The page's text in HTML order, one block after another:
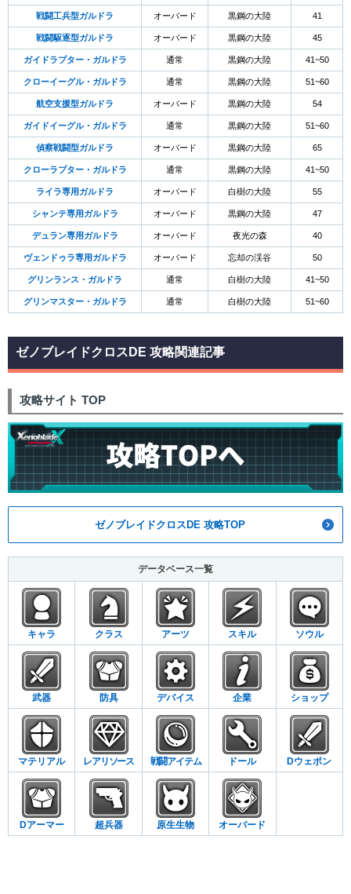
戦闘工兵型ガルドラ オーバード 黒鋼の大陸 41
戦闘駆逐型ガルドラ オーバード 黒鋼の大陸 45
ガイドラプター・ガルドラ 通常 黒鋼の大陸 41~50
クローイーグル・ガルドラ 通常 黒鋼の大陸 51~60
航空支援型ガルドラ オーバード 黒鋼の大陸 54
ガイドイーグル・ガルドラ 通常 黒鋼の大陸 51~60
偵察戦闘型ガルドラ オーバード 黒鋼の大陸 65
クローラプター・ガルドラ 通常 黒鋼の大陸 41~50
ライラ専用ガルドラ オーバード 白樹の大陸 55
シャンテ専用ガルドラ オーバード 黒鋼の大陸 47
デュラン専用ガルドラ オーバード 夜光の森 40
ヴェンドゥラ専用ガルドラ オーバード 忘却の渓谷 50
グリンランス・ガルドラ 通常 白樹の大陸 41~50
グリンマスター・ガルドラ 通常 白樹の大陸 51~60
ゼノブレイドクロスDE 攻略関連記事
攻略サイト TOP
ゼノブレイドクロスDE 攻略TOP
データベース一覧
キャラ クラス アーツ スキル ソウル
武器 防具 デバイス 企業 ショップ
マテリアル レアリソース 戦闘アイテム ドール Dウェポン
Dアーマー 超兵器 原生生物 オーバード